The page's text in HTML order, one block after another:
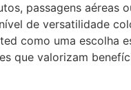
passagens aéreas
de versatilidade
como uma escolha
que valorizam